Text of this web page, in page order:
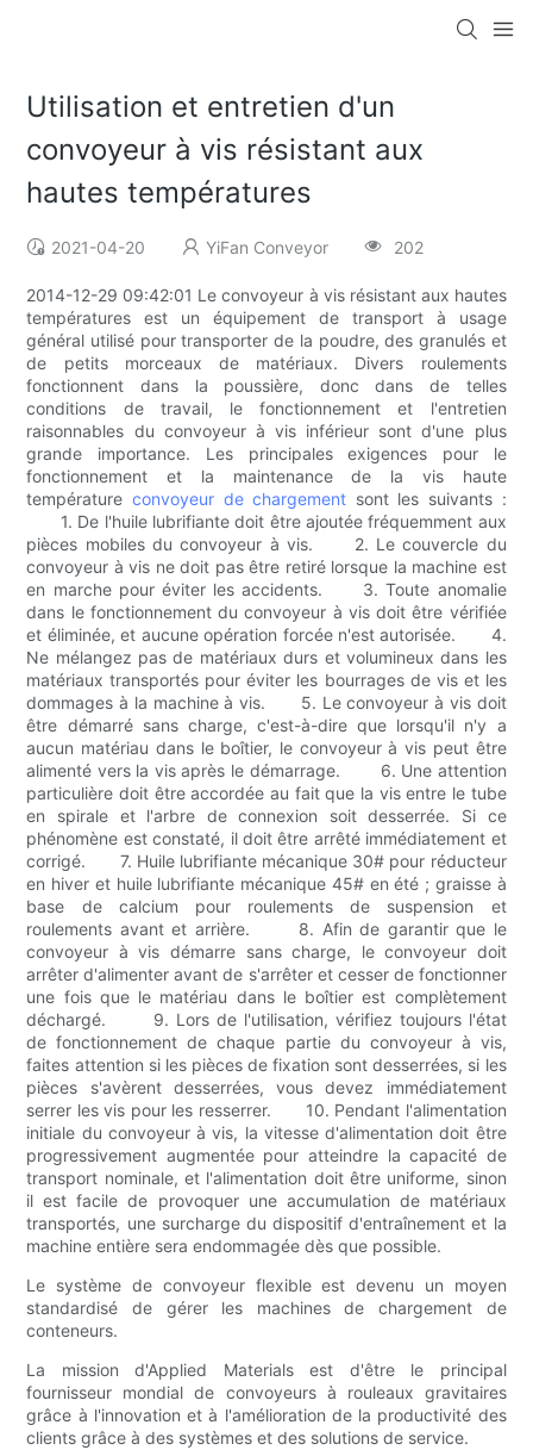
Utilisation et entretien d'un
convoyeur à vis résistant aux
hautes températures
2021-04-20 YiFan Conveyor 202
2014-12-29 09:42:01 Le convoyeur à vis résistant aux hautes
températures est un équipement de transport à usage
général utilisé pour transporter de la poudre, des granulés et
de petits morceaux de matériaux. Divers roulements
fonctionnent dans la poussière, donc dans de telles
conditions de travail, le fonctionnement et l'entretien
raisonnables du convoyeur à vis inférieur sont d'une plus
grande importance. Les principales exigences pour le
fonctionnement et la maintenance de la vis haute
température convoyeur de chargement sont les suivants :
1. De l'huile lubrifiante doit être ajoutée fréquemment aux
pièces mobiles du convoyeur à vis. 2. Le couvercle du
convoyeur à vis ne doit pas être retiré lorsque la machine est
en marche pour éviter les accidents. 3. Toute anomalie
dans le fonctionnement du convoyeur à vis doit être vérifiée
et éliminée, et aucune opération forcée n'est autorisée. 4.
Ne mélangez pas de matériaux durs et volumineux dans les
matériaux transportés pour éviter les bourrages de vis et les
dommages à la machine à vis. 5. Le convoyeur à vis doit
être démarré sans charge, c'est-à-dire que lorsqu'il n'y a
aucun matériau dans le boîtier, le convoyeur à vis peut être
alimenté vers la vis après le démarrage. 6. Une attention
particulière doit être accordée au fait que la vis entre le tube
en spirale et l'arbre de connexion soit desserrée. Si ce
phénomène est constaté, il doit être arrêté immédiatement et
corrigé. 7. Huile lubrifiante mécanique 30# pour réducteur
en hiver et huile lubrifiante mécanique 45# en été ; graisse à
base de calcium pour roulements de suspension et
roulements avant et arrière. 8. Afin de garantir que le
convoyeur à vis démarre sans charge, le convoyeur doit
arrêter d'alimenter avant de s'arrêter et cesser de fonctionner
une fois que le matériau dans le boîtier est complètement
déchargé. 9. Lors de l'utilisation, vérifiez toujours l'état
de fonctionnement de chaque partie du convoyeur à vis,
faites attention si les pièces de fixation sont desserrées, si les
pièces s'avèrent desserrées, vous devez immédiatement
serrer les vis pour les resserrer. 10. Pendant l'alimentation
initiale du convoyeur à vis, la vitesse d'alimentation doit être
progressivement augmentée pour atteindre la capacité de
transport nominale, et l'alimentation doit être uniforme, sinon
il est facile de provoquer une accumulation de matériaux
transportés, une surcharge du dispositif d'entraînement et la
machine entière sera endommagée dès que possible.
Le système de convoyeur flexible est devenu un moyen
standardisé de gérer les machines de chargement de
conteneurs.
La mission d'Applied Materials est d'être le principal
fournisseur mondial de convoyeurs à rouleaux gravitaires
grâce à l'innovation et à l'amélioration de la productivité des
clients grâce à des systèmes et des solutions de service.